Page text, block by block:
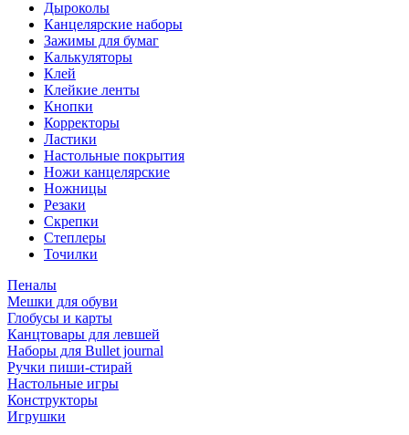
Дыроколы
Канцелярские наборы
Зажимы для бумаг
Калькуляторы
Клей
Клейкие ленты
Кнопки
Корректоры
Ластики
Настольные покрытия
Ножи канцелярские
Ножницы
Резаки
Скрепки
Степлеры
Точилки
Пеналы
Мешки для обуви
Глобусы и карты
Канцтовары для левшей
Наборы для Bullet journal
Ручки пиши-стирай
Настольные игры
Конструкторы
Игрушки